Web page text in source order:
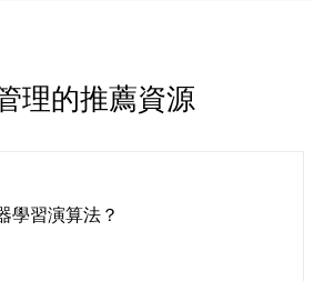
理的推薦資源
學習演算法？